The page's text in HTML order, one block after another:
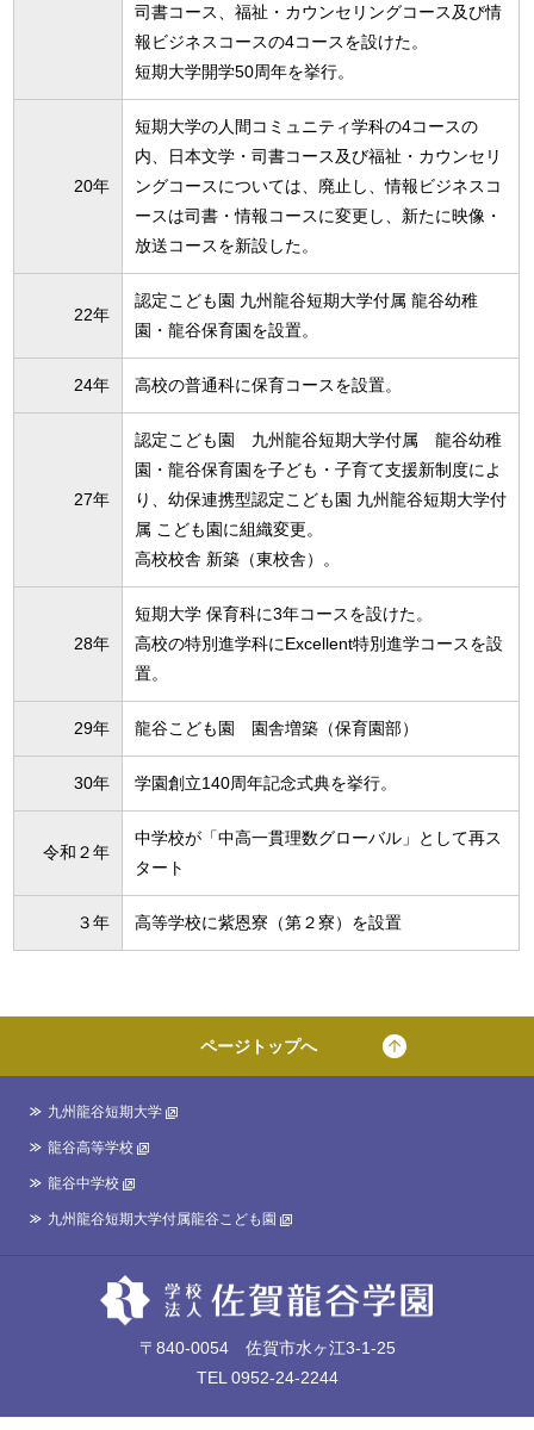
司書コース、福祉・カウンセリングコース及び情
報ビジネスコースの4コースを設けた。
短期大学開学50周年を挙行。
20年
短期大学の人間コミュニティ学科の4コースの
内、日本文学・司書コース及び福祉・カウンセリ
ングコースについては、廃止し、情報ビジネスコ
ースは司書・情報コースに変更し、新たに映像・
放送コースを新設した。
22年
認定こども園 九州龍谷短期大学付属 龍谷幼稚
園・龍谷保育園を設置。
24年 高校の普通科に保育コースを設置。
27年
認定こども園 九州龍谷短期大学付属 龍谷幼稚
園・龍谷保育園を子ども・子育て支援新制度によ
り、幼保連携型認定こども園 九州龍谷短期大学付
属 こども園に組織変更。
高校校舎 新築（東校舎）。
28年
短期大学 保育科に3年コースを設けた。
高校の特別進学科にExcellent特別進学コースを設
置。
29年 龍谷こども園 園舎増築（保育園部）
30年 学園創立140周年記念式典を挙行。
令和２年
中学校が「中高一貫理数グローバル」として再ス
タート
３年 高等学校に紫恩寮（第２寮）を設置
ページトップへ
九州龍谷短期大学
龍谷高等学校
龍谷中学校
九州龍谷短期大学付属龍谷こども園
〒840-0054 佐賀市水ヶ江3-1-25
TEL 0952-24-2244